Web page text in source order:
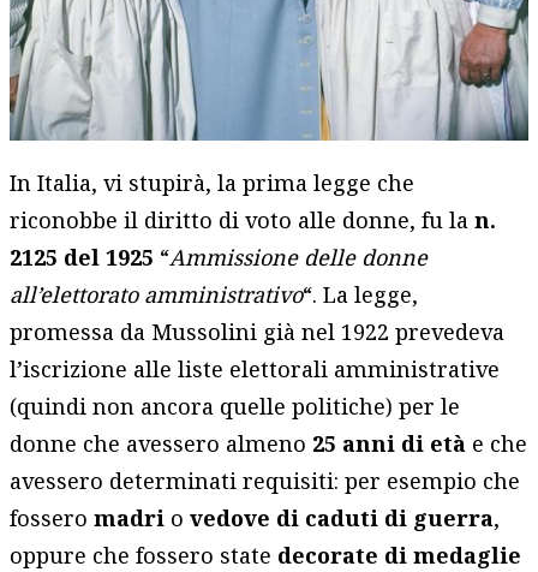
In Italia, vi stupirà, la prima legge che
riconobbe il diritto di voto alle donne, fu lan.
2125 del 1925 “Ammissione delle donne
all’elettorato amministrativo“. La legge,
promessa da Mussolini già nel 1922 prevedeva
l’iscrizione alle liste elettorali amministrative
(quindi non ancora quelle politiche) per le
donne che avessero almeno 25 anni di età e che
avessero determinati requisiti: per esempio che
fosseromadri ovedove di caduti di guerra,
oppure che fossero state decorate di medaglie